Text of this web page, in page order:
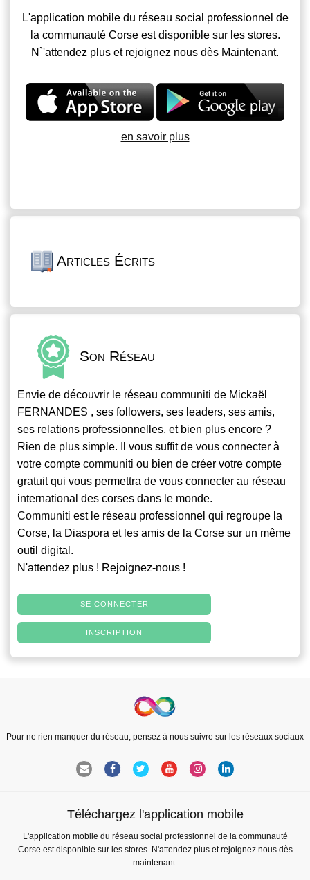
L'application mobile du réseau social professionnel de
la communauté Corse est disponible sur les stores.
N`'attendez plus et rejoignez nous dès Maintenant.
en savoir plus
Articles Écrits
Son Réseau
Envie de découvrir le réseau communiti de Mickaël
FERNANDES , ses followers, ses leaders, ses amis,
ses relations professionnelles, et bien plus encore ?
Rien de plus simple. Il vous suffit de vous connecter à
votre compte communiti ou bien de créer votre compte
gratuit qui vous permettra de vous connecter au réseau
international des corses dans le monde.
Communiti est le réseau professionnel qui regroupe la
Corse, la Diaspora et les amis de la Corse sur un même
outil digital.
N'attendez plus ! Rejoignez-nous !
SE CONNECTER
INSCRIPTION
Pour ne rien manquer du réseau, pensez à nous suivre sur les réseaux sociaux
Téléchargez l'application mobile
L'application mobile du réseau social professionnel de la communauté
Corse est disponible sur les stores. N'attendez plus et rejoignez nous dès
maintenant.